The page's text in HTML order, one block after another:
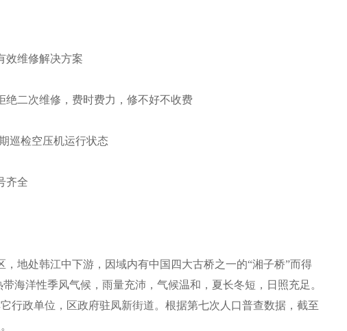
效维修解决方案
二次维修，费时费力，修不好不收费
巡检空压机运行状态
齐全
地处韩江中下游，因域内有中国四大古桥之一的“湘子桥”而得
海洋性季风气候，雨量充沛，气候温和，夏长冬短，日照充足。
行政单位，区政府驻凤新街道。根据第七次人口普查数据，截至